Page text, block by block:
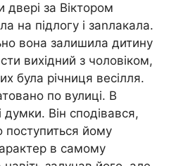
двері за Віктором
на підлогу і заnлакала.
вона залишила дитину
вихідний з чоловіком,
була річниця весілля.
по вулиці. В
думки. Він сподівався,
йому
в самому